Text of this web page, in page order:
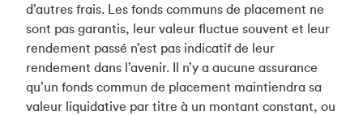
d’autres frais. Les fonds communs de placement ne
sont pas garantis, leur valeur fluctue souvent et leur
rendement passé n’est pas indicatif de leur
rendement dans l’avenir. Il n’y a aucune assurance
qu’un fonds commun de placement maintiendra sa
valeur liquidative par titre à un montant constant, ou